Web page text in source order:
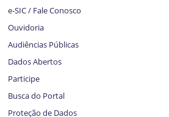
e-SIC / Fale Conosco
Ouvidoria
Audiências Públicas
Dados Abertos
Participe
Busca do Portal
Proteção de Dados